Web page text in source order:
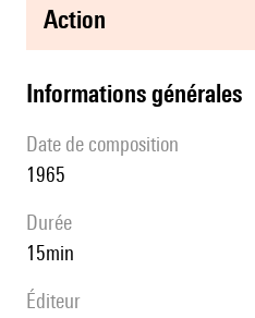
action
informations générales
date de composition
1965
durée
15min
éditeur